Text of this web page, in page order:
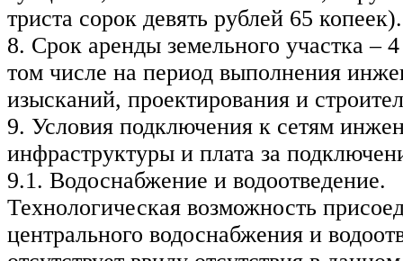
триста сорок девять рублей 65 копеек).
8. Срок аренды земельного участка –
том числе на период выполнения
изысканий, проектирования и
9. Условия подключения к сетям
инфраструктуры и плата за
9.1. Водоснабжение и водоотведение.
Технологическая возможность
центрального водоснабжения и